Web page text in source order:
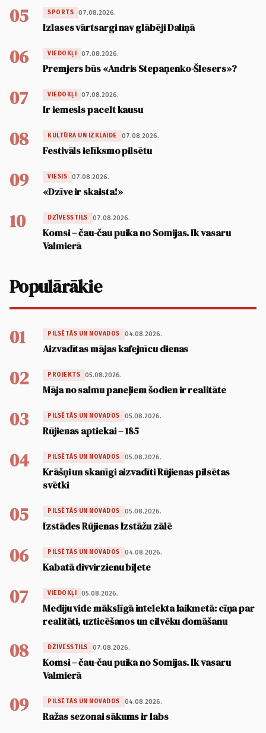
05 SPORTS 07.08.2026.
Izlases vārtsargi nav glābēji Daliņā
06 VIEDOKĻI 07.08.2026.
Premjers būs «Andris Stepaņenko-Šlesers»?
07 VIEDOKĻI 07.08.2026.
Ir iemesls pacelt kausu
08 KULTŪRA UN IZKLAIDE 07.08.2026.
Festivāls ielīksmo pilsētu
09 VIESIS 07.08.2026.
«Dzīve ir skaista!»
10 DZĪVESSTILS 07.08.2026.
Komsi – čau-čau puika no Somijas. Ik vasaru
Valmierā
Populārākie
01 PILSĒTĀS UN NOVADOS 04.08.2026.
Aizvadītas mājas kafejnīcu dienas
02 PROJEKTS 05.08.2026.
Māja no salmu paneļiem šodien ir realitāte
03 PILSĒTĀS UN NOVADOS 05.08.2026.
Rūjienas aptiekai – 185
04 PILSĒTĀS UN NOVADOS 05.08.2026.
Krāšņi un skanīgi aizvadīti Rūjienas pilsētas
svētki
05 PILSĒTĀS UN NOVADOS 05.08.2026.
Izstādes Rūjienas Izstāžu zālē
06 PILSĒTĀS UN NOVADOS 04.08.2026.
Kabatā divvirzienu biļete
07 VIEDOKĻI 05.08.2026.
Mediju vide mākslīgā intelekta laikmetā: cīņa par
realitāti, uzticēšanos un cilvēku domāšanu
08 DZĪVESSTILS 07.08.2026.
Komsi – čau-čau puika no Somijas. Ik vasaru
Valmierā
09 PILSĒTĀS UN NOVADOS 04.08.2026.
Ražas sezonai sākums ir labs